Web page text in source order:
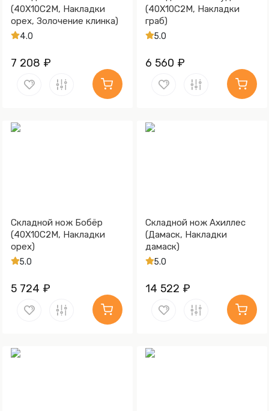
(40Х10С2М, Накладки
орех, Золочение клинка)
4.0
7 208 ₽
(40Х10С2М, Накладки
граб)
5.0
6 560 ₽
Складной нож Бобёр
(40Х10С2М, Накладки
орех)
5.0
5 724 ₽
Складной нож Ахиллес
(Дамаск, Накладки
дамаск)
5.0
14 522 ₽